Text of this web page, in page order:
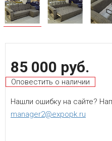
85 000 руб.
Оповестить о наличии
Нашли ошибку на сайте?
manager2@expopk.ru